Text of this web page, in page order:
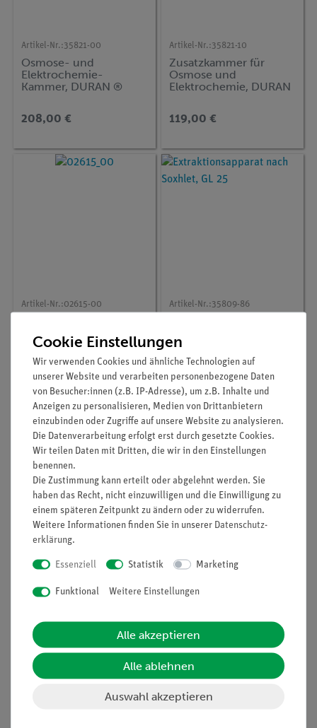
Artikel-Nr.:35821-00
Osmose- und
Elektrochemie-
Kammer, DURAN ®
208,00 €
Artikel-Nr.:35821-10
Zusatzkammer für
Osmose und
Elektrochemie, DURAN
119,00 €
Artikel-Nr.:02615-00
397,00 €
Artikel-Nr.:35809-86
290,00 €
Artikel-Nr.:43000-00
Ersatzteil-Set
329,30 €
Artikel-Nr.:44452-88
Wasserstoffelektrode
294,70 €
Cookie Einstellungen
Wir verwenden Cookies und ähnliche Technologien auf
unserer Website und verarbeiten personenbezogene Daten
von Besucher:innen (z.B. IP-Adresse), um z.B. Inhalte und
Anzeigen zu personalisieren, Medien von Drittanbietern
einzubinden oder Zugriffe auf unsere Website zu analysieren.
Die Datenverarbeitung erfolgt erst durch gesetzte Cookies.
Wir teilen Daten mit Dritten, die wir in den Einstellungen
benennen.
Die Zustimmung kann erteilt oder abgelehnt werden. Sie
haben das Recht, nicht einzuwilligen und die Einwilligung zu
einem späteren Zeitpunkt zu ändern oder zu widerrufen.
Weitere Informationen finden Sie in unserer Daten­schutz­
erklärung.
Essenziell Statistik Marketing
Funktional Weitere Einstellungen
Alle akzeptieren
Alle ablehnen
Auswahl akzeptieren